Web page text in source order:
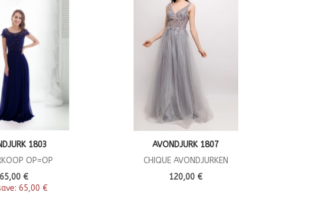
1803
OP=OP
65,00 €
65,00 €
AVONDJURK 1807
CHIQUE AVONDJURKEN
120,00 €